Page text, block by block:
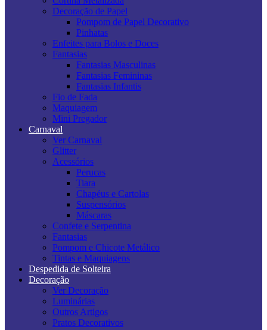
Decoração de Papel
Pompom de Papel Decorativo
Pinhatas
Enfeites para Bolos e Doces
Fantasias
Fantasias Masculinas
Fantasias Femininas
Fantasias Infantis
Fio de Fada
Maquiagem
Mini Pregador
Carnaval
Ver Carnaval
Glitter
Acessórios
Perucas
Tiara
Chapéus e Cartolas
Suspensórios
Máscaras
Confete e Serpentina
Fantasias
Pompom e Chicote Metálico
Tintas e Maquiagens
Despedida de Solteira
Decoração
Ver Decoração
Luminárias
Outros Artigos
Pratos Decorativos